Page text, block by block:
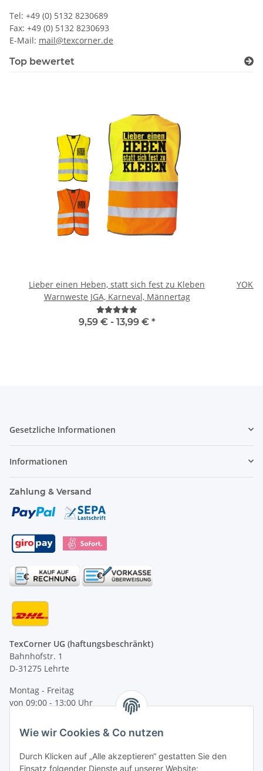
Tel: +49 (0) 5132 8230689
Fax: +49 (0) 5132 8230693
E-Mail: mail@texcorner.de
Top bewertet
Lieber einen Heben, statt sich fest zu Kleben
Warnweste JGA, Karneval, Männertag
9,59 € - 13,99 € *
Gesetzliche Informationen
Informationen
Zahlung & Versand
TexCorner UG (haftungsbeschränkt)
Bahnhofstr. 1
D-31275 Lehrte
Montag - Freitag
von 09:00 - 13:00 Uhr
Tel: +49 (0) 5132 8230689
E-Mail:mail@texcorner.de
Wie wir Cookies & Co nutzen
Durch Klicken auf „Alle akzeptieren“ gestatten Sie den
Einsatz folgender Dienste auf unserer Website: